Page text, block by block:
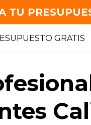
GRATIS
TU